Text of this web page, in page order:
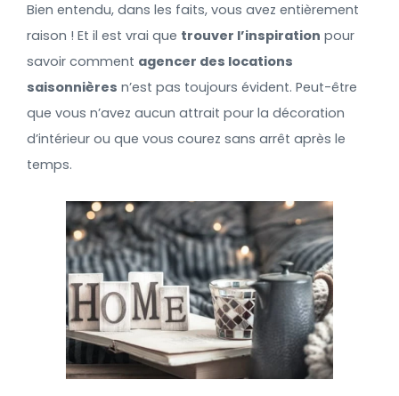
Bien entendu, dans les faits, vous avez entièrement
raison ! Et il est vrai que trouver l’inspiration pour
savoir comment agencer des locations
saisonnières n’est pas toujours évident. Peut-être
que vous n’avez aucun attrait pour la décoration
d’intérieur ou que vous courez sans arrêt après le
temps.